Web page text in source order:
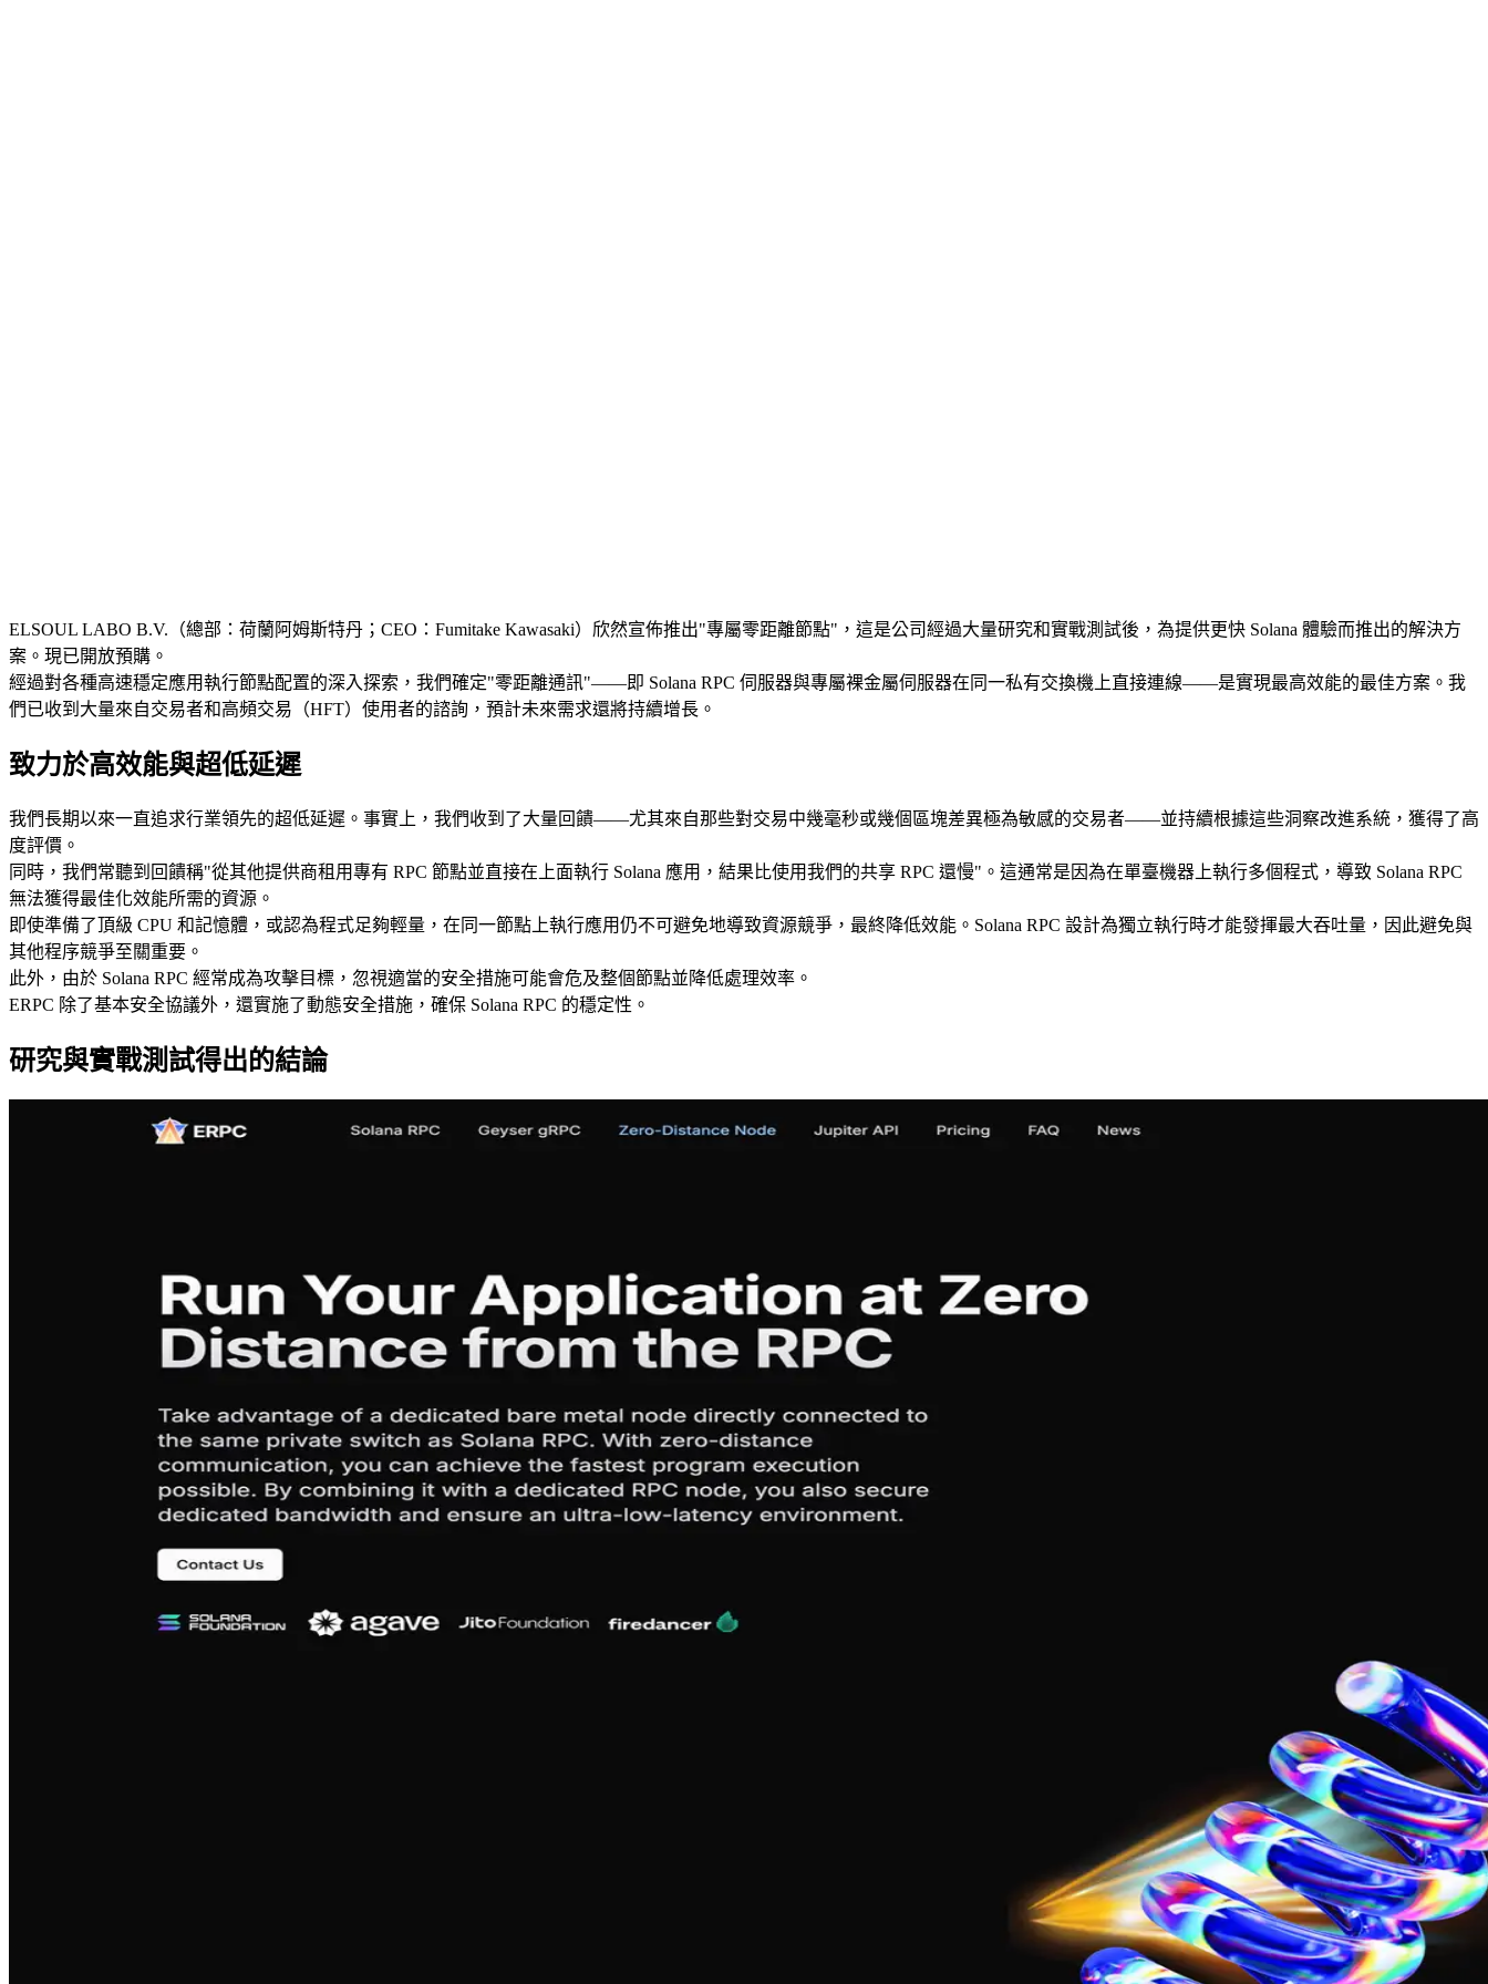
ELSOUL LABO B.V.（總部：荷蘭阿姆斯特丹；CEO：Fumitake Kawasaki）欣然宣佈推出"專屬零距離節點"，這是公司經過大量研究和實戰測試後，為提供更快 Solana 體驗而推出的解決方
案。現已開放預購。
經過對各種高速穩定應用執行節點配置的深入探索，我們確定"零距離通訊"——即 Solana RPC 伺服器與專屬裸金屬伺服器在同一私有交換機上直接連線——是實現最高效能的最佳方案。我
們已收到大量來自交易者和高頻交易（HFT）使用者的諮詢，預計未來需求還將持續增長。
致力於高效能與超低延遲
我們長期以來一直追求行業領先的超低延遲。事實上，我們收到了大量回饋——尤其來自那些對交易中幾毫秒或幾個區塊差異極為敏感的交易者——並持續根據這些洞察改進系統，獲得了高
度評價。
同時，我們常聽到回饋稱"從其他提供商租用專有 RPC 節點並直接在上面執行 Solana 應用，結果比使用我們的共享 RPC 還慢"。這通常是因為在單臺機器上執行多個程式，導致 Solana RPC
無法獲得最佳化效能所需的資源。
即使準備了頂級 CPU 和記憶體，或認為程式足夠輕量，在同一節點上執行應用仍不可避免地導致資源競爭，最終降低效能。Solana RPC 設計為獨立執行時才能發揮最大吞吐量，因此避免與
其他程序競爭至關重要。
此外，由於 Solana RPC 經常成為攻擊目標，忽視適當的安全措施可能會危及整個節點並降低處理效率。
ERPC 除了基本安全協議外，還實施了動態安全措施，確保 Solana RPC 的穩定性。
研究與實戰測試得出的結論